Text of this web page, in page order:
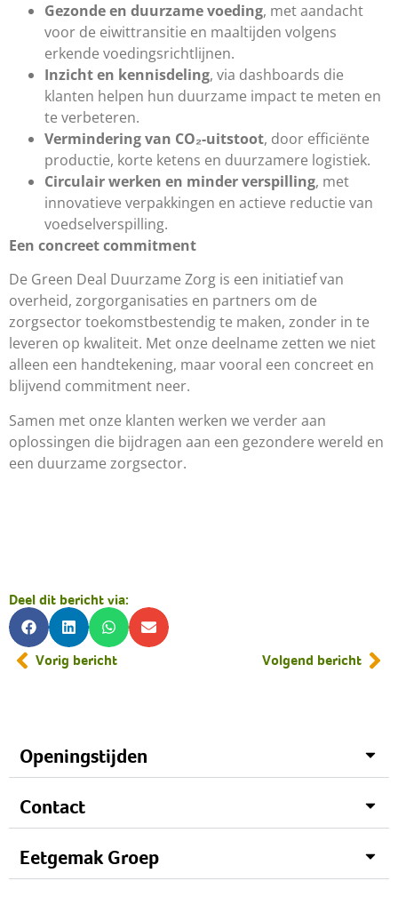
Gezonde en duurzame voeding, met aandacht
voor de eiwittransitie en maaltijden volgens
erkende voedingsrichtlijnen.
Inzicht en kennisdeling, via dashboards die
klanten helpen hun duurzame impact te meten en
te verbeteren.
Vermindering van CO₂-uitstoot, door efficiënte
productie, korte ketens en duurzamere logistiek.
Circulair werken en minder verspilling, met
innovatieve verpakkingen en actieve reductie van
voedselverspilling.
Een concreet commitment
De Green Deal Duurzame Zorg is een initiatief van
overheid, zorgorganisaties en partners om de
zorgsector toekomstbestendig te maken, zonder in te
leveren op kwaliteit. Met onze deelname zetten we niet
alleen een handtekening, maar vooral een concreet en
blijvend commitment neer.
Samen met onze klanten werken we verder aan
oplossingen die bijdragen aan een gezondere wereld en
een duurzame zorgsector.
Deel dit bericht via:
Vorig bericht Volgend bericht
Openingstijden
Contact
Eetgemak Groep